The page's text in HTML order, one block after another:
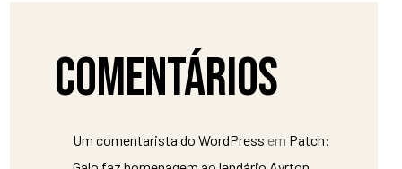
Comentários
Um comentarista do WordPress em Patch: